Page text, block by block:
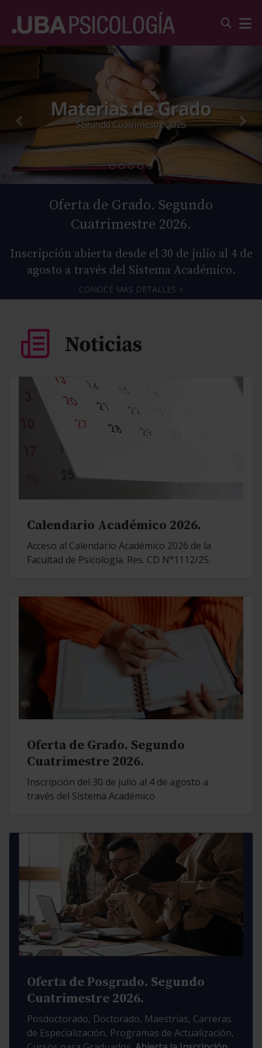
Oferta de Grado. Segundo
Cuatrimestre 2026.
Inscripción abierta desde el 30 de julio al 4 de
agosto a través del Sistema Académico.
CONOCÉ MÁS DETALLES >
Calendario Académico 2026.
Acceso al Calendario Académico 2026 de la
Facultad de Psicología. Res. CD N°1112/25.
Oferta de Grado. Segundo
Cuatrimestre 2026.
Inscripción del 30 de julio al 4 de agosto a
través del Sistema Académico
Oferta de Posgrado. Segundo
Cuatrimestre 2026.
Posdoctorado, Doctorado, Maestrías, Carreras
de Especialización, Programas de Actualización,